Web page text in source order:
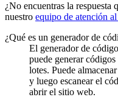
¿No encuentras la respuesta
nuestro equipo de atención
¿Qué es un generador de
El generador de
puede generar
lotes. Puede
y luego escanear el
abrir el sitio web.